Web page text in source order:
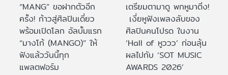
“MANG” ขอฝากตัวอีก
ครั้ง! ก้าวสู่ศิลปินเดี่ยว
พร้อมเปิดโลก อัลบั้มแรก
“มางโก้ (MANGO)” ให้
ฟังแล้ววันนี้ทุก
แพลตฟอร์ม
เตรียมตามาดู พกหูมาติ่ง!
เงี่ยหูฟังเพลงลับของ
ศิลปินคนโปรด ในงาน
‘Hall of หูววว’ ก่อนลุ้น
ผลไปกับ ‘SOT MUSIC
AWARDS 2026’